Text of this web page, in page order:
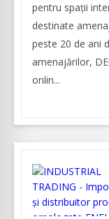
pentru spații
destinate
peste 20 de ani
amenajărilor,
onlin...